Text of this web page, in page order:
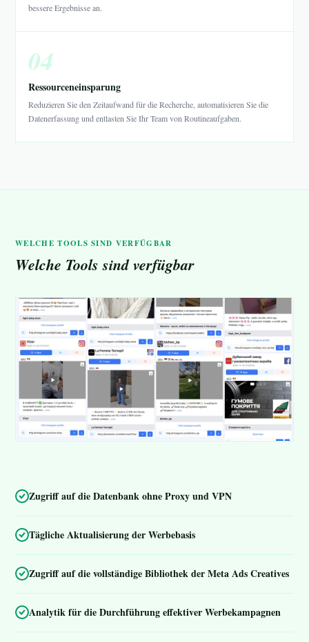
bessere Ergebnisse an.
04
Ressourceneinsparung
Reduzieren Sie den Zeitaufwand für die Recherche, automatisieren Sie die
Datenerfassung und entlasten Sie Ihr Team von Routineaufgaben.
WELCHE TOOLS SIND VERFÜGBAR
Welche Tools sind verfügbar
Zugriff auf die Datenbank ohne Proxy und VPN
Tägliche Aktualisierung der Werbebasis
Zugriff auf die vollständige Bibliothek der Meta Ads Creatives
Analytik für die Durchführung effektiver Werbekampagnen